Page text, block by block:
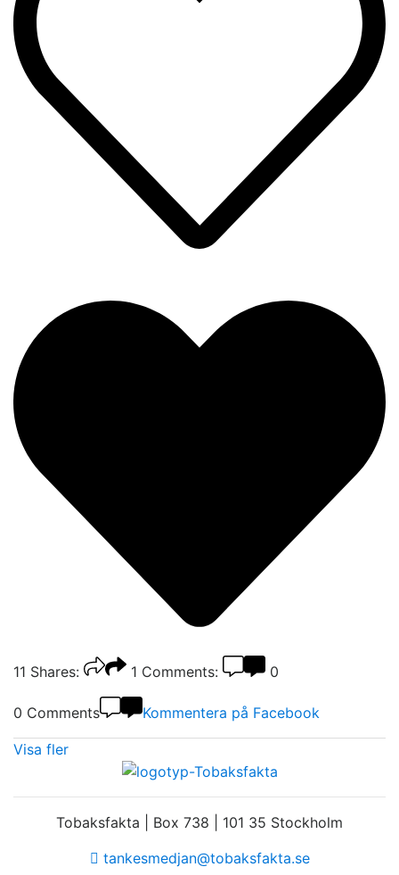
11 Shares: 1 Comments: 0
0 Comments Kommentera på Facebook
Visa fler
Tobaksfakta | Box 738 | 101 35 Stockholm
tankesmedjan@tobaksfakta.se